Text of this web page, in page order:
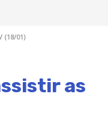
(18/01)
as